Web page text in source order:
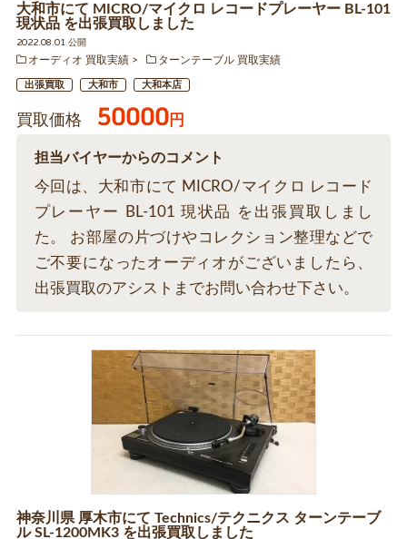
大和市にて MICRO/マイクロ レコードプレーヤー BL-101
現状品 を出張買取しました
2022.08.01 公開
オーディオ 買取実績
ターンテーブル 買取実績
出張買取 大和市 大和本店
買取価格 50000円
担当バイヤーからのコメント
今回は、大和市にて MICRO/マイクロ レコード
プレーヤー BL-101 現状品 を出張買取しまし
た。 お部屋の片づけやコレクション整理などで
ご不要になったオーディオがございましたら、
出張買取のアシストまでお問い合わせ下さい。
神奈川県 厚木市にて Technics/テクニクス ターンテーブ
ル SL-1200MK3 を出張買取しました